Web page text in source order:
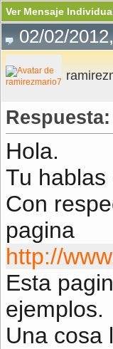
Ver Mensaje
02/02/
Hola.
Tu hablas
Con
pagina
http://
Esta
ejemplos.
Una cosa